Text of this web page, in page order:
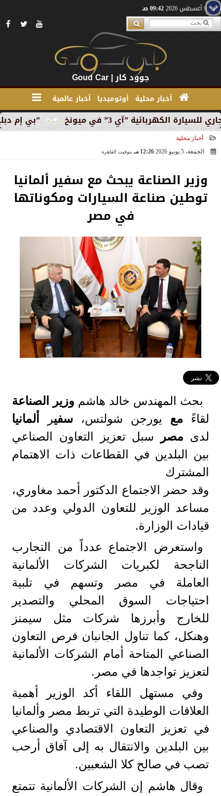
الأحد 9 أغسطس 2026 09:42 صـ
جوود كار | Goud Car
أخبار محلية أوتوميديا أخبار عالمية
”بي إم دبليو” تبدأ ”آي 3” في ميونخ
أخبار محلية
الجمعة، 5 يونيو 2026
12:26 مـ بتوقيت القاهرة
وزير الصناعة يبحث مع سفير ألمانيا
توطين صناعة السيارات ومكوناتها
في مصر
بحث المهندس خالد هاشم وزير الصناعة
لقاءً مع يورجن شولتس، سفير
ألمانيا
لدى مصر
سبل تعزيز التعاون الصناعي
بين البلدين في القطاعات ذات الاهتمام
المشترك
وقد حضر الاجتماع الدكتور أحمد مغاوري،
مساعد الوزير للتعاون الدولي وعدد من
قيادات الوزارة.
واستعرض الاجتماع عدداً من التجارب
الناجحة لكبريات الشركات الألمانية
العاملة في مصر وتسهم في تلبية
احتياجات السوق المحلي والتصدير
للخارج وأبرزها شركات مثل سيمنز
وهنكل، كما تناول الجانبان فرص التعاون
الصناعي المتاحة أمام الشركات الألمانية
لتعزيز تواجدها في مصر.
وفي مستهل اللقاء أكد الوزير أهمية
العلاقات الوطيدة التي تربط مصر وألمانيا
في تعزيز التعاون الاقتصادي والصناعي
بين البلدين والانتقال به إلى آفاق أرحب
تصب في صالح كلا الشعبين.
وقال هاشم إن الشركات الألمانية تتمتع